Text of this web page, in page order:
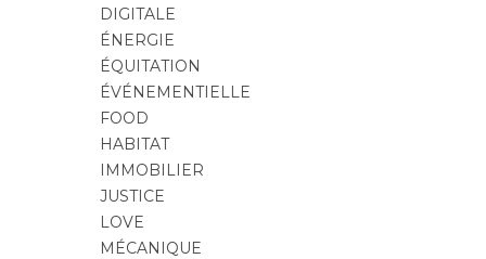
DIGITALE
ÉNERGIE
ÉQUITATION
ÉVÉNEMENTIELLE
FOOD
HABITAT
IMMOBILIER
JUSTICE
LOVE
MÉCANIQUE